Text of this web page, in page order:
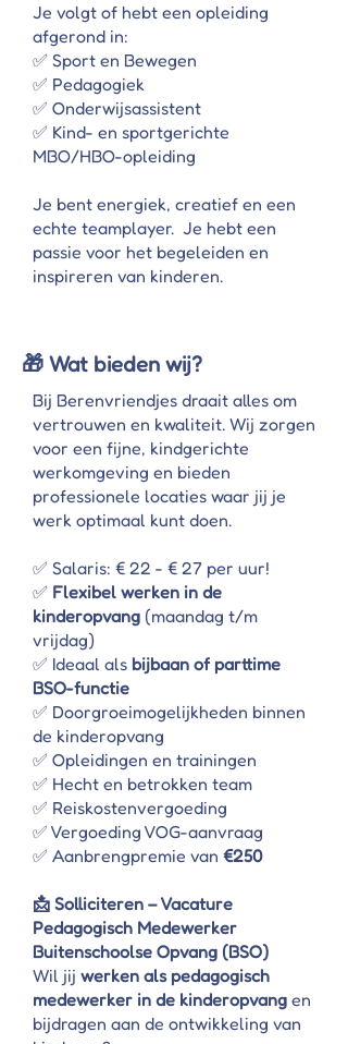
Je volgt of hebt een opleiding
afgerond in:
✅ Sport en Bewegen
✅ Pedagogiek
✅ Onderwijsassistent
✅ Kind- en sportgerichte
MBO/HBO-opleiding
Je bent energiek, creatief en een
echte teamplayer. Je hebt een
passie voor het begeleiden en
inspireren van kinderen.
🎁 Wat bieden wij?
Bij Berenvriendjes draait alles om
vertrouwen en kwaliteit. Wij zorgen
voor een fijne, kindgerichte
werkomgeving en bieden
professionele locaties waar jij je
werk optimaal kunt doen.
✅ Salaris: € 22 - € 27 per uur!
✅ Flexibel werken in de
kinderopvang (maandag t/m
vrijdag)
✅ Ideaal als bijbaan of parttime
BSO-functie
✅ Doorgroeimogelijkheden binnen
de kinderopvang
✅ Opleidingen en trainingen
✅ Hecht en betrokken team
✅ Reiskostenvergoeding
✅ Vergoeding VOG-aanvraag
✅ Aanbrengpremie van €250
📩 Solliciteren – Vacature
Pedagogisch Medewerker
Buitenschoolse Opvang (BSO)
Wil jij werken als pedagogisch
medewerker in de kinderopvang en
bijdragen aan de ontwikkeling van